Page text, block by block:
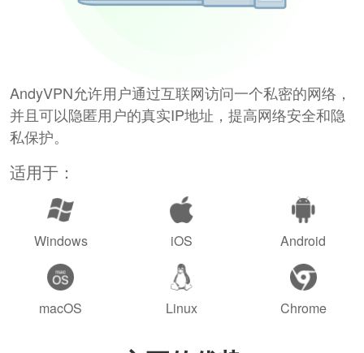
AndyVPN允许用户通过互联网访问一个私密的网络，
并且可以隐匿用户的真实IP地址，提高网络安全和隐
私保护。
适用于：
Windows iOS Android
macOS Linux Chrome